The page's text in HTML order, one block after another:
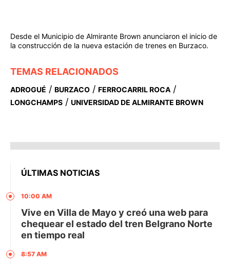
Desde el Municipio de Almirante Brown anunciaron el inicio de
la construcción de la nueva estación de trenes en Burzaco.
TEMAS RELACIONADOS
ADROGUÉ / BURZACO / FERROCARRIL ROCA /
LONGCHAMPS / UNIVERSIDAD DE ALMIRANTE BROWN
ÚLTIMAS NOTICIAS
10:00 AM
Vive en Villa de Mayo y creó una web para
chequear el estado del tren Belgrano Norte
en tiempo real
8:57 AM